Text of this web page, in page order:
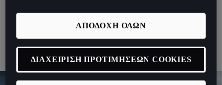
αναζητούν να γίνουν μέρος της CUPRA Tribe».
ΑΠΟΔΟΧΗ ΟΛΩΝ
ΔΙΑΧΕΙΡΙΣΗ ΠΡΟΤΙΜΗΣΕΩΝ COOKIES